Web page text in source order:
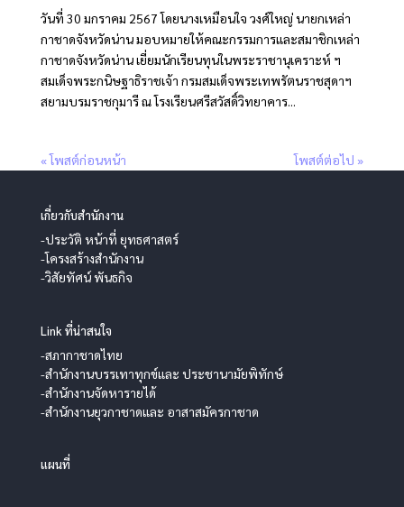
วันที่ 30 มกราคม 2567 โดยนางเหมือนใจ วงศ์ใหญ่ นายกเหล่า
กาชาดจังหวัดน่าน มอบหมายให้คณะกรรมการและสมาชิกเหล่า
กาชาดจังหวัดน่าน เยี่ยมนักเรียนทุนในพระราชานุเคราะห์ ฯ
สมเด็จพระกนิษฐาธิราชเจ้า กรมสมเด็จพระเทพรัตนราชสุดาฯ
สยามบรมราชกุมารี ณ โรงเรียนศรีสวัสดิ์วิทยาคาร...
« โพสต์ก่อนหน้า โพสต์ต่อไป »
เกี่ยวกับสำนักงาน
-ประวัติ หน้าที่ ยุทธศาสตร์
-โครงสร้างสำนักงาน
-วิสัยทัศน์ พันธกิจ
Link ที่น่าสนใจ
-สภากาชาดไทย
-สำนักงานบรรเทาทุกข์และ ประชานามัยพิทักษ์
-สำนักงานจัดหารายได้
-สำนักงานยุวกาชาดและ อาสาสมัครกาชาด
แผนที่